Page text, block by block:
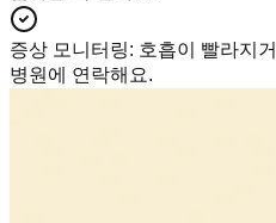
증상 모니터링: 호흡이 빨라지
병원에 연락해요.